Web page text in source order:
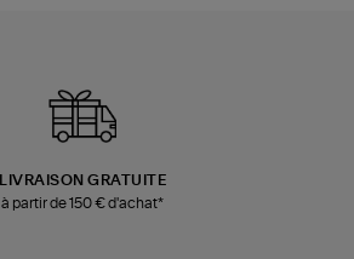
LIVRAISON GRATUITE
à partir de 150 € d'achat*